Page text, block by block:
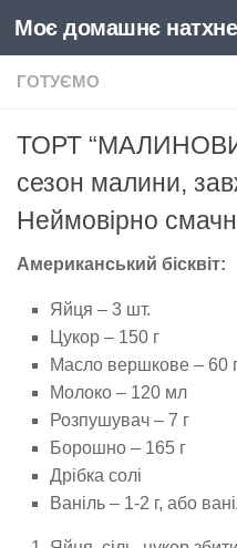
Skip to content
Моє домашнє
ГОТУЄМО
ТОРТ
сезон малини,
Неймовірно
Американський бісквіт:
Яйця – 3 шт.
Цукор – 150 г
Масло вершкове – 60
Молоко – 120 мл
Розпушувач – 7 г
Борошно – 165 г
Дрібка солі
Ваніль – 1-2 г, або